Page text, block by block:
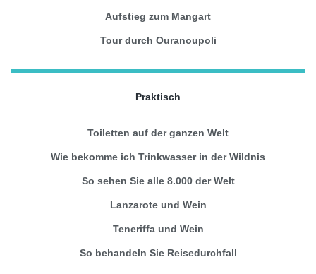
Aufstieg zum Mangart
Tour durch Ouranoupoli
Praktisch
Toiletten auf der ganzen Welt
Wie bekomme ich Trinkwasser in der Wildnis
So sehen Sie alle 8.000 der Welt
Lanzarote und Wein
Teneriffa und Wein
So behandeln Sie Reisedurchfall